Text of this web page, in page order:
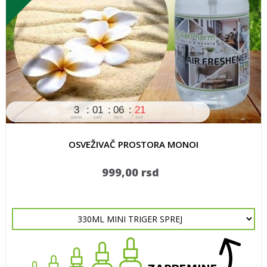
3
dana
01
sati
06
min.
21
sek.
OSVEŽIVAČ PROSTORA MONOI
999,00 rsd